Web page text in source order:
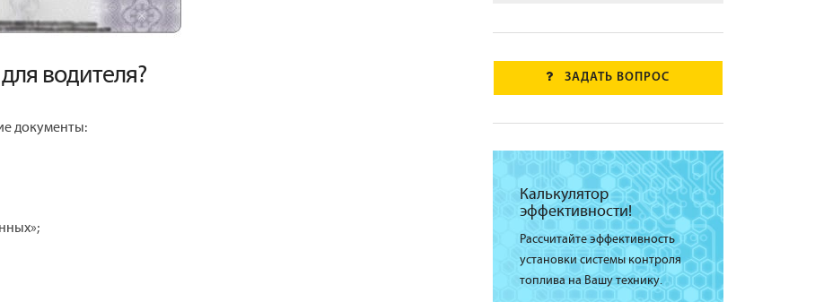
водителя?
документы:
ЗАДАТЬ ВОПРОС
Калькулятор
эффективности!
Рассчитайте эффективность
установки системы контроля
топлива на Вашу технику.